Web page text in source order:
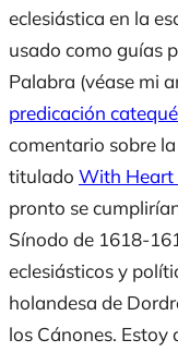
eclesiástica en la
usado como guías
Palabra (véase mi
predicación
comentario sobre
titulado With Heart
pronto se
Sínodo de 1618-
eclesiásticos y
holandesa de
los Cánones. Estoy